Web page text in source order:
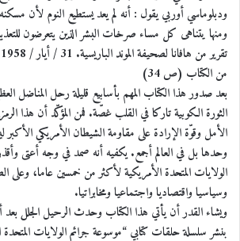
ودبلوماسي أوربي يقول : أنه لم يعد يستطيع النوم لأن
ومنها يتناهى كل مساء صرخات البشر الذين يتعرضون
تقرير من هافانا لصحيفة الموند الباريسية. 31 / أيار / 1958
من الكتاب (ص 34)
بعد صدور هذا الكتاب المهم بأسابيع قليلة رحل المناضل
الثورة الكوبية تاركا في القلب غصّة. فمن المؤكّد أن هذا
الأمل وقوّة الإرادة على مقاومة الشيطان الأمريكي الأكبر
وحدها بل في العالم أجمع. يكفيه أنه صمد في وجه أعتى
الولايات المتحدة الأمريكية لأكثر من خمسين عاما، وعلى
وسياسيا واقتصاديا واجتماعيا ومخابراتيا.
ويشاء القدر أن يأتي هذا الكتاب وحدث الرحيل الجلل
بنشر سلسلة حلقات كتابي “موسوعة جرائم الولايات المتحدة